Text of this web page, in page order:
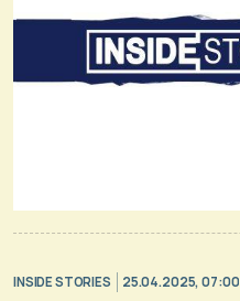
INSIDE STORIES 25.04.2025, 07:00